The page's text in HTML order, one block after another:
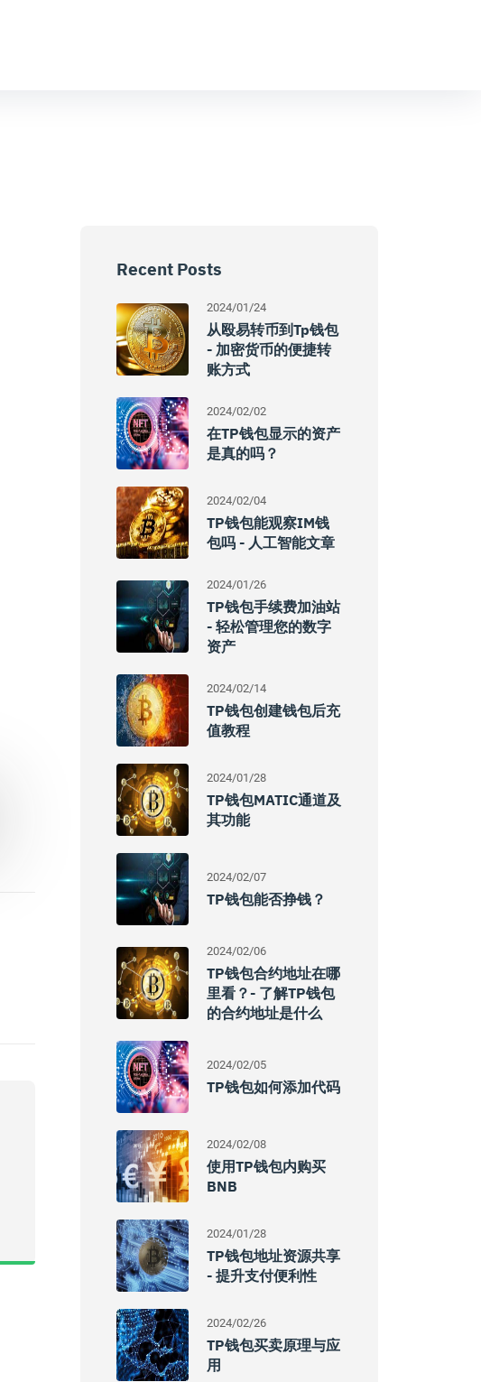
Recent Posts
2024/01/24
从殴易转币到tp钱包
- 加密货币的便捷转
账方式
2024/02/02
在TP钱包显示的资产
是真的吗？
2024/02/04
TP钱包能观察IM钱
包吗 - 人工智能文章
2024/01/26
TP钱包手续费加油站
- 轻松管理您的数字
资产
2024/02/14
TP钱包创建钱包后充
值教程
2024/01/28
TP钱包MATIC通道及
其功能
2024/02/07
TP钱包能否挣钱？
2024/02/06
TP钱包合约地址在哪
里看？- 了解TP钱包
的合约地址是什么
2024/02/05
TP钱包如何添加代码
2024/02/08
使用TP钱包内购买
BNB
2024/01/28
TP钱包地址资源共享
- 提升支付便利性
2024/02/26
TP钱包买卖原理与应
用